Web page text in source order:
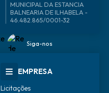
46.482.865/0001-32
Siga-nos
EMPRESA
Licitações